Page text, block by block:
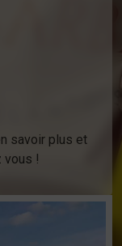
savoir plus et
vous !